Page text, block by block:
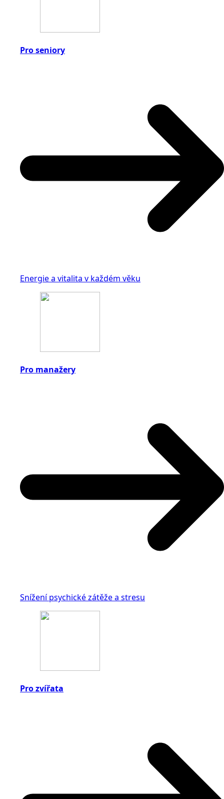
Pro seniory
Energie a vitalita v každém věku
Pro manažery
Snížení psychické zátěže a stresu
Pro zvířata